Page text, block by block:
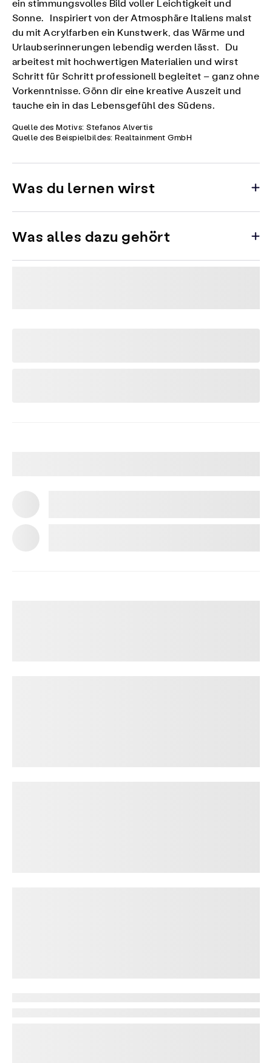
ein stimmungsvolles Bild voller Leichtigkeit und
Sonne. Inspiriert von der Atmosphäre Italiens malst
du mit Acrylfarben ein Kunstwerk, das Wärme und
Urlaubserinnerungen lebendig werden lässt. Du
arbeitest mit hochwertigen Materialien und wirst
Schritt für Schritt professionell begleitet – ganz ohne
Vorkenntnisse. Gönn dir eine kreative Auszeit und
tauche ein in das Lebensgefühl des Südens.
Quelle des Motivs: Stefanos Alvertis
Quelle des Beispielbildes: Realtainment GmbH
Was du lernen wirst
Was alles dazu gehört